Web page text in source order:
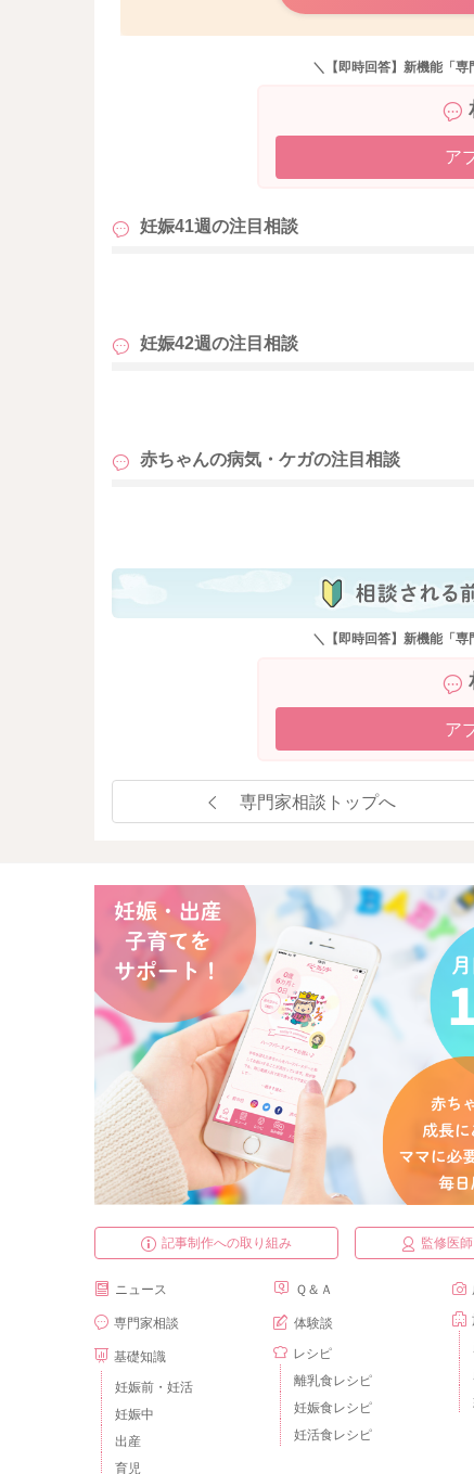
＼【即時回答】新機能「
ア
妊娠41週の注目相談
妊娠42週の注目相談
赤ちゃんの病気・ケガの注目相談
＼【即時回答】新機能「
ア
専門家相談トップへ
記事制作への取り組み 監修医
ニュース
専門家相談
基礎知識
妊娠前・妊活
妊娠中
出産
育児
Ｑ＆Ａ
体験談
レシピ
離乳食レシピ
妊娠食レシピ
妊活食レシピ